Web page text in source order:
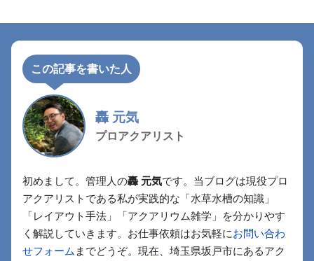
この記事を書いた人
轟 元気
プロアクアリスト
初めまして。管理人の轟 元気です。当ブログは現役プロ
アクアリストである私が実践的な「水草水槽の知識」
「レイアウト手法」「アクアリウム雑学」を分かりやす
く解説していきます。お仕事依頼はお気軽にお問い合わ
せフォーム までどうぞ。現在、埼玉県坂戸市にあるアク